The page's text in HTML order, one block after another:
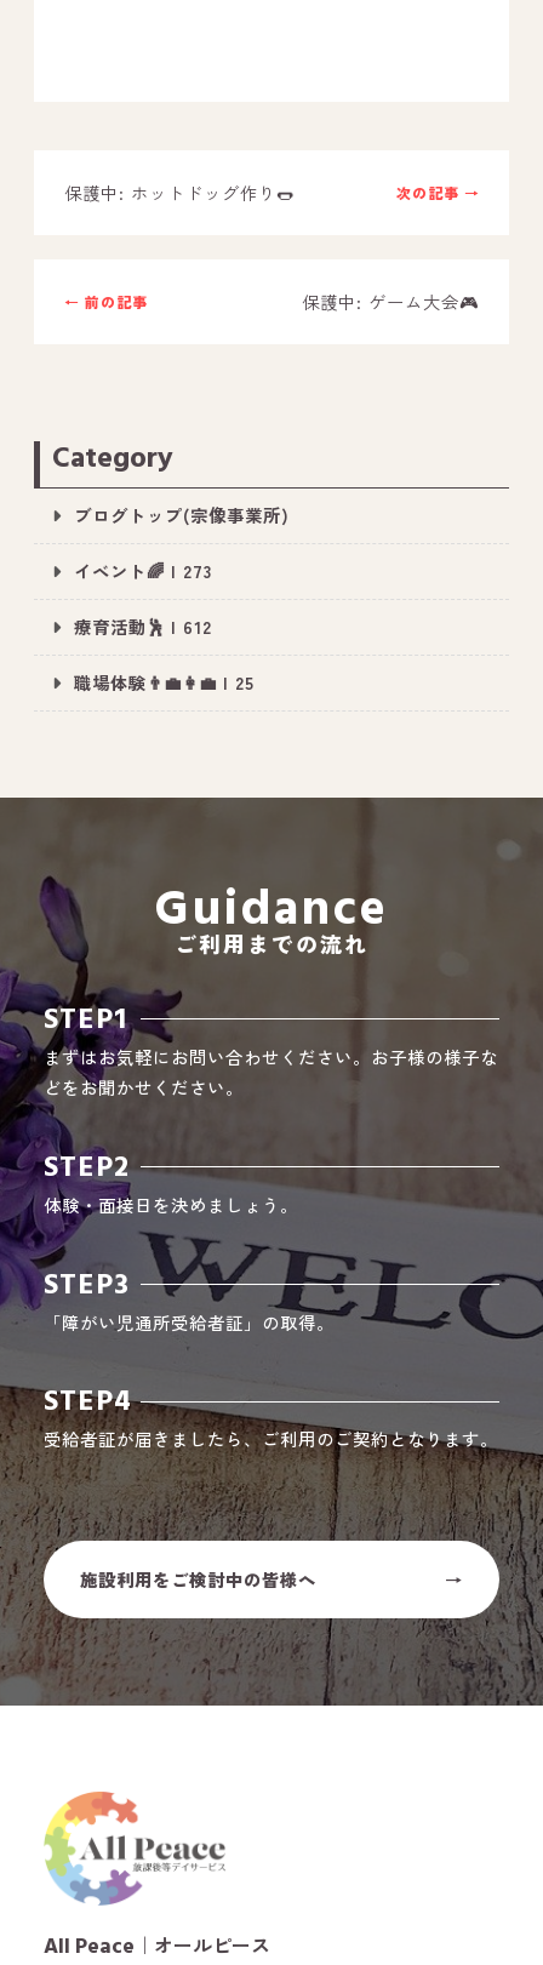
スタッフブログ
－ 福津事業所のブログ
－ 鳥栖事業所のブログ
Instagram 事業所紹介動画
CEO BLOG
オールピース代表の部屋
次の記事 →
保護中: ホットドッグ作り🌭
← 前の記事 保護中: ゲーム大会🎮
Category
ブログトップ(宗像事業所)
イベント🌈 | 273
療育活動🕺 | 612
職場体験👨‍💼👩‍💼 | 25
Guidance
ご利用までの流れ
STEP1
まずはお気軽にお問い合わせください。お子様の様子な
どをお聞かせください。
STEP2
体験・面接日を決めましょう。
STEP3
「障がい児通所受給者証」の取得。
STEP4
受給者証が届きましたら、ご利用のご契約となります。
施設利用をご検討中の皆様へ
All Peace ｜オールピース